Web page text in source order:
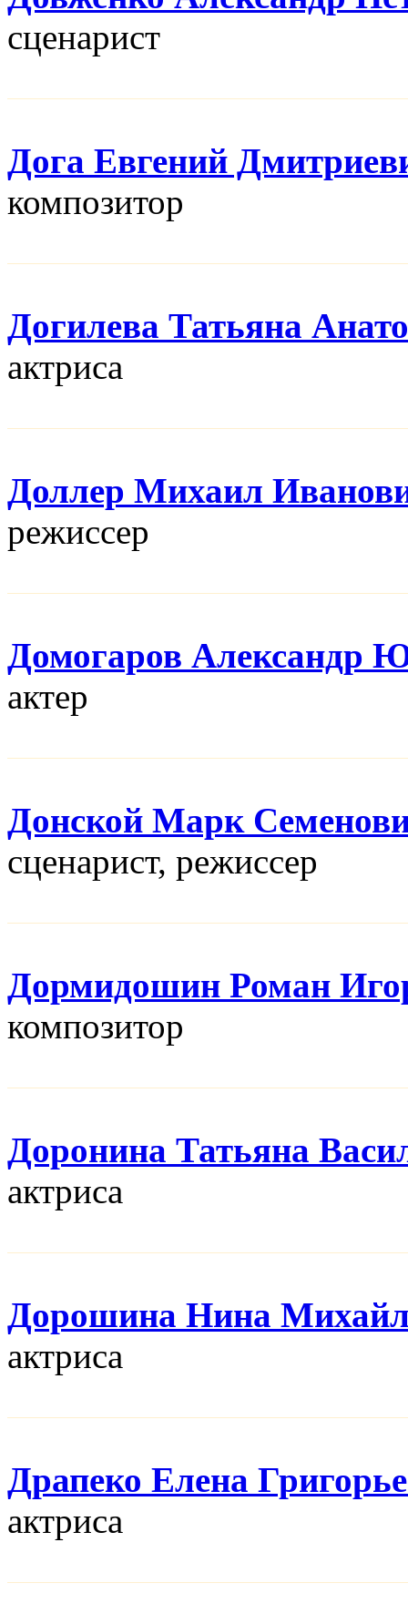
сценарист
Дога Евгений
композитор
Догилева Татьяна
актриса
Доллер Михаил
режисcер
Домогаров Александр
актер
Донской Марк
сценарист, режисcер
Дормидошин Роман
композитор
Доронина Татьяна
актриса
Дорошина Нина
актриса
Драпеко Елена
актриса